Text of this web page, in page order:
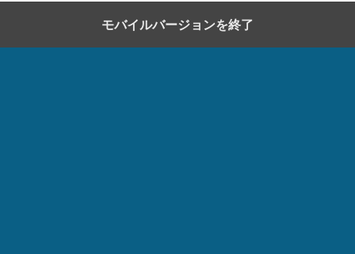
モバイルバージョンを終了